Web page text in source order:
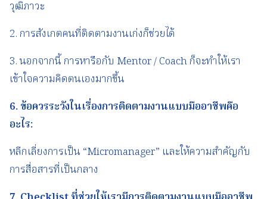
วุฒิภาวะ
2. การสังเกตคนที่ติดตามงานเก่งก็ช่วยได้
3. นอกจากนี้ การหารือกับ Mentor / Coach ก็จะทำให้เรา
เข้าใจความคิดตนเองมากขึ้น
6.ข้อควรระวังในเรื่องการติดตามงานแบบมืออาชีพคือ
อะไร:
หลีกเลี่ยงการเป็น “Micromanager” และให้ความสำคัญกับ
การสื่อสารที่เป็นกลาง